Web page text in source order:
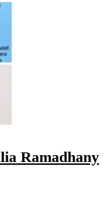
Ramadhany